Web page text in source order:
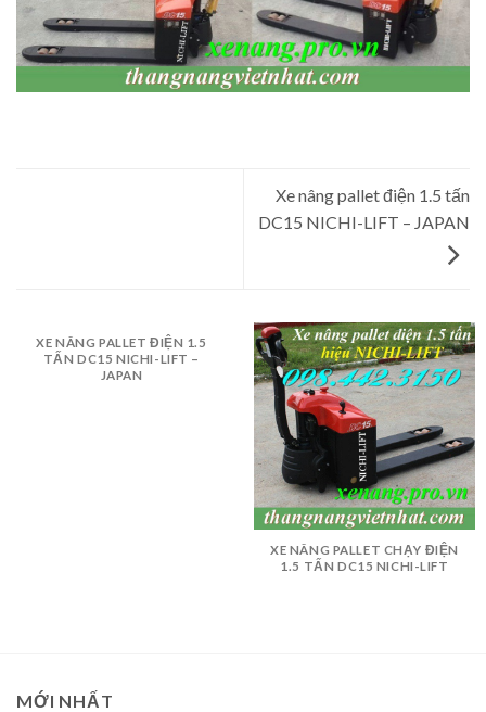
Xe nâng pallet điện 1.5 tấn
DC15 NICHI-LIFT – JAPAN
XE NÂNG PALLET ĐIỆN 1.5
TẤN DC15 NICHI-LIFT –
JAPAN
XE NÂNG PALLET CHẠY ĐIỆN
1.5 TẤN DC15 NICHI-LIFT
MỚI NHẤT